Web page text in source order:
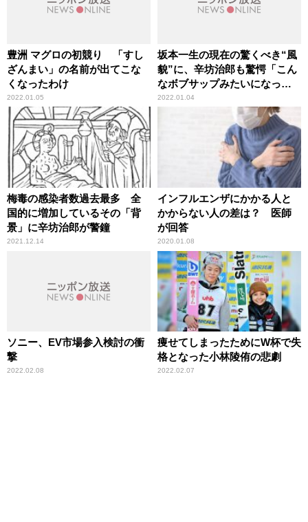
豊洲 マグロの初競り 「すし
ざんまい」の名前が出てこな
くなったわけ
2022.01.05
坂本一生の現在の驚くべき“風
貌”に、辛坊治郎も驚愕「こん
なボブサップみたいになって
いるとは」
2022.01.04
梅毒の感染者数過去最多 全
国的に増加しているその「背
景」に辛坊治郎が警鐘
2021.12.14
インフルエンザにかかる人と
かからない人の差は？ 医師
が回答
2020.01.08
ソニー、EV市場参入検討の衝
撃
2022.02.08
痩せてしまったためにW杯で失
格となった小林陵侑の悲劇
2022.02.07